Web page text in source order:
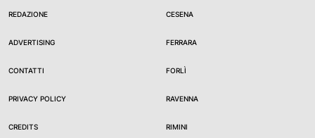
REDAZIONE
ADVERTISING
CONTATTI
PRIVACY POLICY
CREDITS
CESENA
FERRARA
FORLÌ
RAVENNA
RIMINI